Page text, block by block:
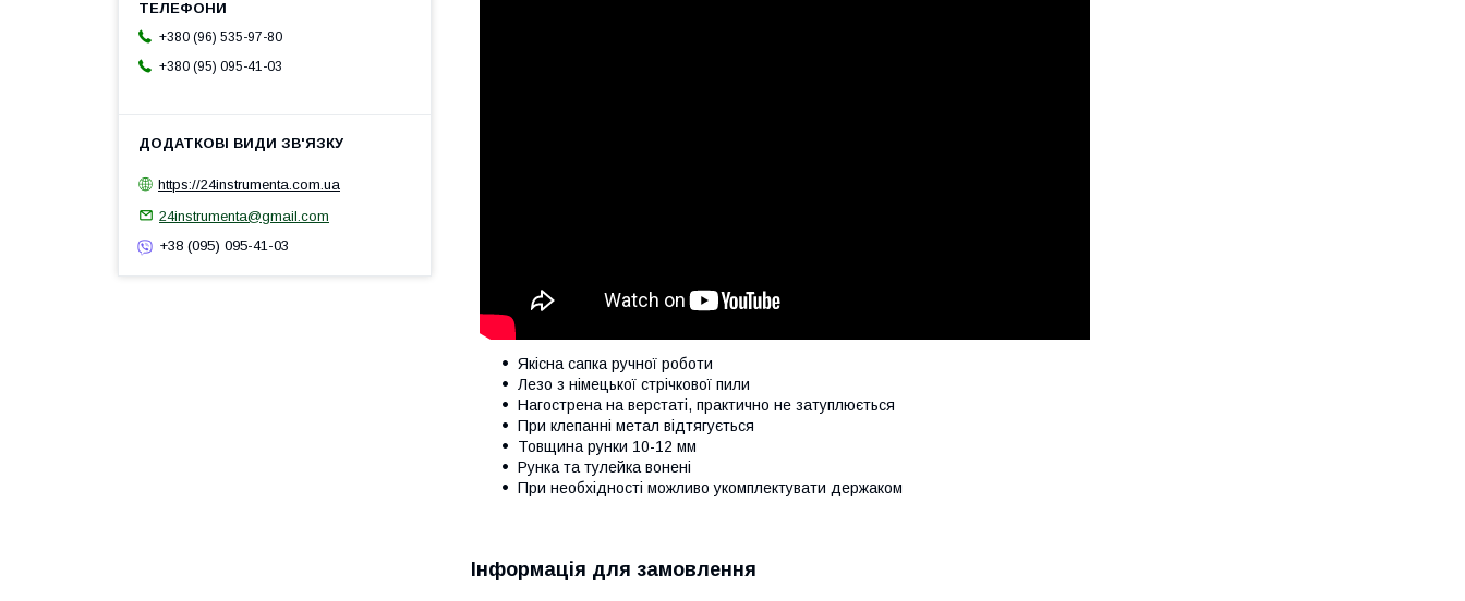
Якісна сапка ручної роботи
Лезо з німецької стрічкової пили
Нагострена на верстаті, практично не затуплюється
При клепанні метал відтягується
Товщина рунки 10-12 мм
Рунка та тулейка вонені
При необхідності можливо укомплектувати держаком
Інформація для замовлення
+380 (96) 535-97-80
+380 (95) 095-41-03
https://24instrumenta.com.ua
24instrumenta@gmail.com
+38 (095) 095-41-03